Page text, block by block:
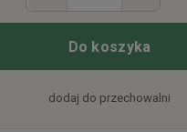
Do koszyka
dodaj do przechowalni